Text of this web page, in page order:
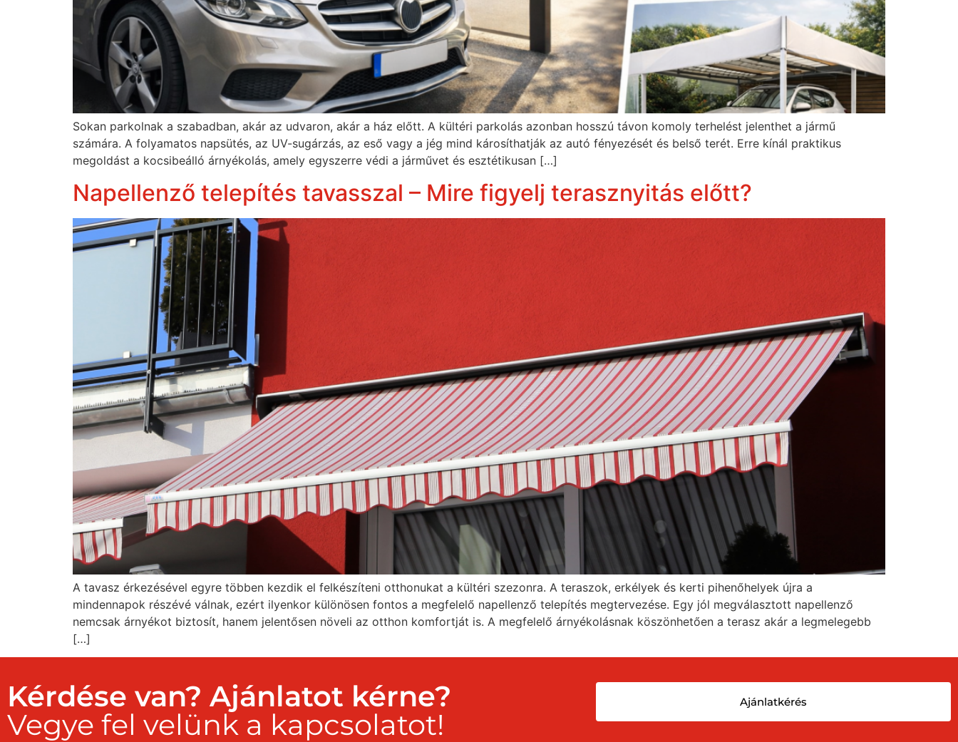
Sokan parkolnak a szabadban, akár az udvaron, akár a ház előtt. A kültéri parkolás azonban hosszú távon komoly terhelést jelenthet a jármű
számára. A folyamatos napsütés, az UV-sugárzás, az eső vagy a jég mind károsíthatják az autó fényezését és belső terét. Erre kínál praktikus
megoldást a kocsibeálló árnyékolás, amely egyszerre védi a járművet és esztétikusan […]
Napellenző telepítés tavasszal – Mire figyelj terasznyitás előtt?
A tavasz érkezésével egyre többen kezdik el felkészíteni otthonukat a kültéri szezonra. A teraszok, erkélyek és kerti pihenőhelyek újra a
mindennapok részévé válnak, ezért ilyenkor különösen fontos a megfelelő napellenző telepítés megtervezése. Egy jól megválasztott napellenző
nemcsak árnyékot biztosít, hanem jelentősen növeli az otthon komfortját is. A megfelelő árnyékolásnak köszönhetően a terasz akár a legmelegebb
[…]
Kérdése van? Ajánlatot kérne?
Vegye fel velünk a kapcsolatot!
Ajánlatkérés